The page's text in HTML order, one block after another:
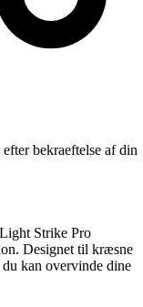
bekraeftelse af din
Strike Pro
Designet til kræsne
kan overvinde dine